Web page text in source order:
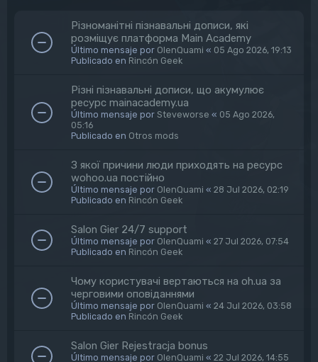
Різноманітні пізнавальні дописи, які
розміщує платформа Main Academy
Último mensaje por OlenQuami « 05 Ago 2026, 19:13
Publicado en Rincón Geek
Різні пізнавальні дописи, що акумулює
ресурс mainacademy.ua
Último mensaje por Steveworse « 05 Ago 2026,
05:16
Publicado en Otros mods
З якої причини люди приходять на ресурс
wohoo.ua постійно
Último mensaje por OlenQuami « 28 Jul 2026, 02:19
Publicado en Rincón Geek
Salon Gier 24/7 support
Último mensaje por OlenQuami « 27 Jul 2026, 07:54
Publicado en Rincón Geek
Чому користувачі вертаються на oh.ua за
черговими оповіданнями
Último mensaje por OlenQuami « 24 Jul 2026, 03:58
Publicado en Rincón Geek
Salon Gier Rejestracja bonus
Último mensaje por OlenQuami « 22 Jul 2026, 14:55